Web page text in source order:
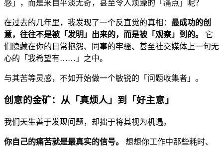
感」，而是来自平淡无奇，甚至令人烦躁的「痛点」呢？
在过去的几年里，我发现了一个反直觉的真相： 最成功的创
意，往往不是被「发明」出来的，而是被「观察」到的。
它
们隐藏在你的日常抱怨、同事的牢骚、甚至社交媒体上一句无
心的「我希望有……」之中。
与其苦等灵感，不如开始做一个敏锐的「问题收集者」。
创意的金矿：从「真烦人」到「好主意」
我们天生善于发现问题，却拙于将其视为机遇。
你自己的痛苦就是最真实的信号。
想想你工作中那些耗时、